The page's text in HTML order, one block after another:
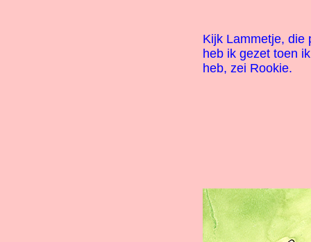
Kijk Lammetje, die
heb ik gezet toen
heb, zei Rookie.